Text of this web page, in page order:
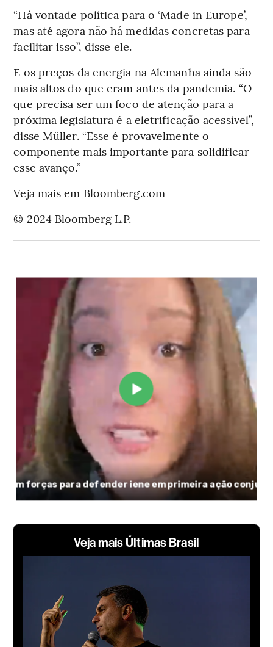
“Há vontade política para o ‘Made in Europe’,
mas até agora não há medidas concretas para
facilitar isso”, disse ele.
E os preços da energia na Alemanha ainda são
mais altos do que eram antes da pandemia. “O
que precisa ser um foco de atenção para a
próxima legislatura é a eletrificação acessível”,
disse Müller. “Esse é provavelmente o
componente mais importante para solidificar
esse avanço.”
Veja mais em Bloomberg.com
© 2024 Bloomberg L.P.
Veja mais Últimas Brasil